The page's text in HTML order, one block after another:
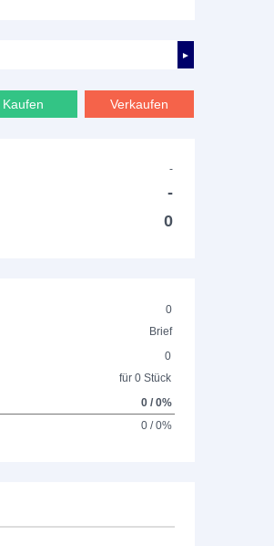
►
Kaufen Verkaufen
-
-
0
0
Brief
0
für 0 Stück
0 / 0%
0 / 0%